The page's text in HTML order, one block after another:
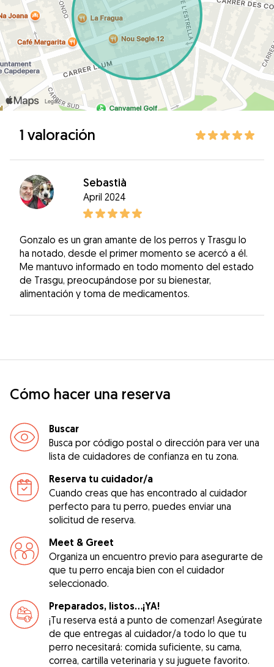
1 valoración
Sebastià
April 2024
Gonzalo es un gran amante de los perros y Trasgu lo
ha notado, desde el primer momento se acercó a él.
Me mantuvo informado en todo momento del estado
de Trasgu, preocupándose por su bienestar,
alimentación y toma de medicamentos.
Cómo hacer una reserva
Buscar
Busca por código postal o dirección para ver una
lista de cuidadores de confianza en tu zona.
Reserva tu cuidador/a
Cuando creas que has encontrado al cuidador
perfecto para tu perro, puedes enviar una
solicitud de reserva.
Meet & Greet
Organiza un encuentro previo para asegurarte de
que tu perro encaja bien con el cuidador
seleccionado.
Preparados, listos...¡YA!
¡Tu reserva está a punto de comenzar! Asegúrate
de que entregas al cuidador/a todo lo que tu
perro necesitará: comida suficiente, su cama,
correa, cartilla veterinaria y su juguete favorito.